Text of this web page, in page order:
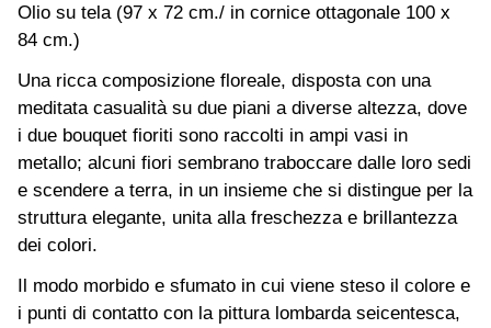
Olio su tela (97 x 72 cm./ in cornice ottagonale 100 x
84 cm.)
Una ricca composizione floreale, disposta con una
meditata casualità su due piani a diverse altezza, dove
i due bouquet fioriti sono raccolti in ampi vasi in
metallo; alcuni fiori sembrano traboccare dalle loro sedi
e scendere a terra, in un insieme che si distingue per la
struttura elegante, unita alla freschezza e brillantezza
dei colori.
Il modo morbido e sfumato in cui viene steso il colore e
i punti di contatto con la pittura lombarda seicentesca,